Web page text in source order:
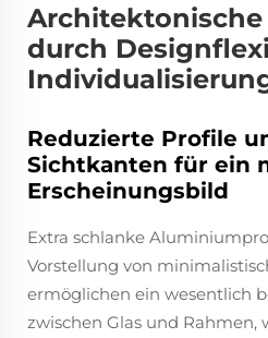
durch
Reduzierte Profile
Sichtkanten für ein
Erscheinungsbild
Extra schlanke
Vorstellung von
ermöglichen ein wesentlich
zwischen Glas und Rahmen,